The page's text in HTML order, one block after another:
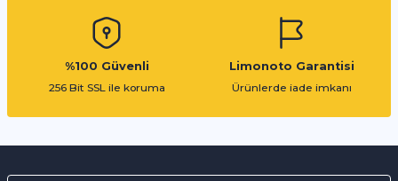
%100 Güvenli
256 Bit SSL ile koruma
Limonoto Garantisi
Ürünlerde iade imkanı